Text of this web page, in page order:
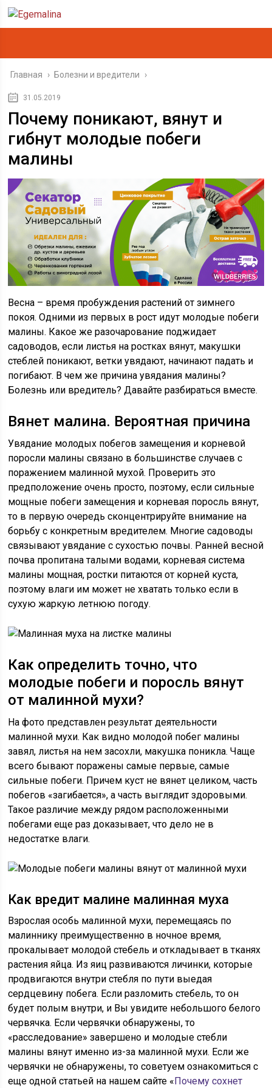
Главная › Болезни и вредители ›
31.05.2019
Почему поникают, вянут и
гибнут молодые побеги
малины
Весна – время пробуждения растений от зимнего
покоя. Одними из первых в рост идут молодые побеги
малины. Какое же разочарование поджидает
садоводов, если листья на ростках вянут, макушки
стеблей поникают, ветки увядают, начинают падать и
погибают. В чем же причина увядания малины?
Болезнь или вредитель? Давайте разбираться вместе.
Вянет малина. Вероятная причина
Увядание молодых побегов замещения и корневой
поросли малины связано в большинстве случаев с
поражением малинной мухой. Проверить это
предположение очень просто, поэтому, если сильные
мощные побеги замещения и корневая поросль вянут,
то в первую очередь сконцентрируйте внимание на
борьбу с конкретным вредителем. Многие садоводы
связывают увядание с сухостью почвы. Ранней весной
почва пропитана талыми водами, корневая система
малины мощная, ростки питаются от корней куста,
поэтому влаги им может не хватать только если в
сухую жаркую летнюю погоду.
Как определить точно, что
молодые побеги и поросль вянут
от малинной мухи?
На фото представлен результат деятельности
малинной мухи. Как видно молодой побег малины
завял, листья на нем засохли, макушка поникла. Чаще
всего бывают поражены самые первые, самые
сильные побеги. Причем куст не вянет целиком, часть
побегов «загибается», а часть выглядит здоровыми.
Такое различие между рядом расположенными
побегами еще раз доказывает, что дело не в
недостатке влаги.
Как вредит малине малинная муха
Взрослая особь малинной мухи, перемещаясь по
малиннику преимущественно в ночное время,
прокалывает молодой стебель и откладывает в тканях
растения яйца. Из яиц развиваются личинки, которые
продвигаются внутри стебля по пути выедая
сердцевину побега. Если разломить стебель, то он
будет полым внутри, и Вы увидите небольшого белого
червячка. Если червячки обнаружены, то
«расследование» завершено и молодые стебли
малины вянут именно из-за малинной мухи. Если же
червячки не обнаружены, то советуем ознакомиться с
еще одной статьей на нашем сайте «Почему сохнет